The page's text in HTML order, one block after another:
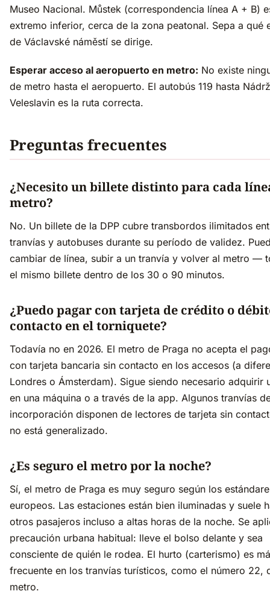
Museo Nacional. Můstek (correspondencia línea A + B)
extremo inferior, cerca de la zona peatonal. Sepa a qué
de Václavské náměstí se dirige.
Esperar acceso al aeropuerto en metro: No existe
de metro hasta el aeropuerto. El autobús 119 hasta
Veleslavin es la ruta correcta.
Preguntas frecuentes
¿Necesito un billete distinto para cada
metro?
No. Un billete de la DPP cubre transbordos ilimitados
tranvías y autobuses durante su período de validez.
cambiar de línea, subir a un tranvía y volver al metro —
el mismo billete dentro de los 30 o 90 minutos.
¿Puedo pagar con tarjeta de crédito o
contacto en el torniquete?
Todavía no en 2026. El metro de Praga no acepta el
con tarjeta bancaria sin contacto en los accesos (a
Londres o Ámsterdam). Sigue siendo necesario adquirir
en una máquina o a través de la app. Algunos tranvías
incorporación disponen de lectores de tarjeta sin
no está generalizado.
¿Es seguro el metro por la noche?
Sí, el metro de Praga es muy seguro según los
europeos. Las estaciones están bien iluminadas y suele
otros pasajeros incluso a altas horas de la noche. Se
precaución urbana habitual: lleve el bolso delante y sea
consciente de quién le rodea. El hurto (carterismo) es
frecuente en los tranvías turísticos, como el número 22,
metro.